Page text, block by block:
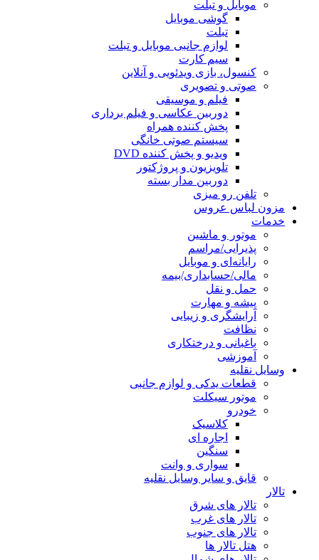
موبایل و تبلت
گوشی موبایل
تبلت
لوازم جانبی موبایل و تبلت
سیم کارت
کنسول، بازی‌ ویدئویی و آنلاین
صوتی و تصویری
فیلم و موسیقی
دوربین عکاسی و فیلم برداری
پخش کننده همراه
سیستم صوتی خانگی
ویدیو و پخش کننده DVD
تلویزیون و پروژکتور
دوربین مدار بسته
تلفن رو میزی
مزون لباس عروس
خدمات
موتور و ماشین
پذیرایی/مراسم
رایانه‌ای و موبایل
مالی/حسابداری/بیمه
حمل و نقل
پیشه و مهارت
آرایشگری و زیبایی
نظافت
باغبانی و درختکاری
آموزشی
وسایل نقلیه
قطعات یدکی و لوازم جانبی
موتور سیکلت
خودرو
کلاسیک
اجاره ای
سنگین
سواری و وانت
قایق و سایر وسایل نقلیه
تالار
تالار های شرق
تالار های غرب
تالار های جنوب
هتل تالار ها